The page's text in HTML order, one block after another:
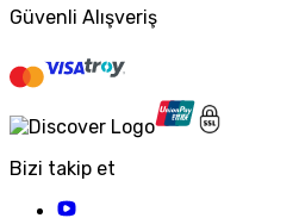
Güvenli Alışveriş
Bizi takip et